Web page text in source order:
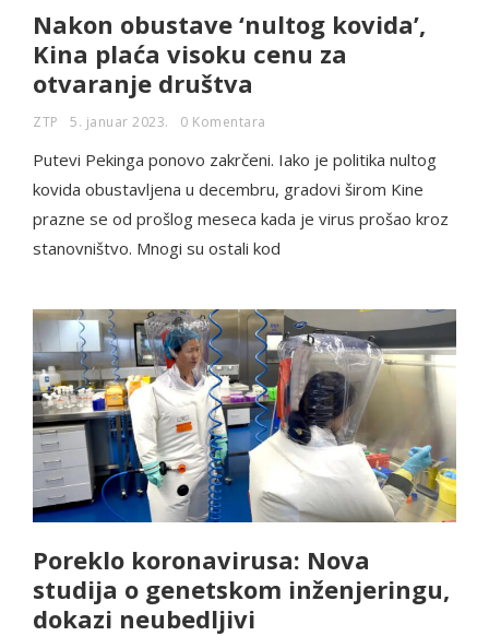
Nakon obustave ‘nultog kovida’,
Kina plaća visoku cenu za
otvaranje društva
ZTP 5. januar 2023. 0 Komentara
Putevi Pekinga ponovo zakrčeni. Iako je politika nultog
kovida obustavljena u decembru, gradovi širom Kine
prazne se od prošlog meseca kada je virus prošao kroz
stanovništvo. Mnogi su ostali kod
Poreklo koronavirusa: Nova
studija o genetskom inženjeringu,
dokazi neubedljivi